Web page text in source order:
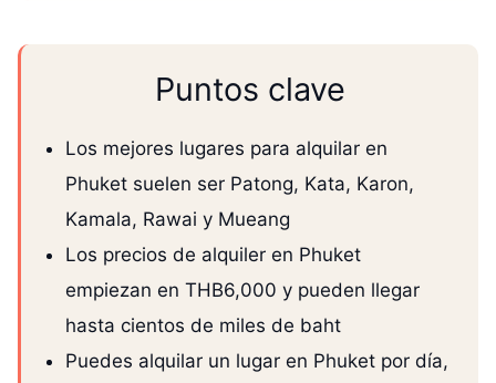
Puntos clave
Los mejores lugares para alquilar en
Phuket suelen ser Patong, Kata, Karon,
Kamala, Rawai y Mueang
Los precios de alquiler en Phuket
empiezan en THB6,000 y pueden llegar
hasta cientos de miles de baht
Puedes alquilar un lugar en Phuket por día,